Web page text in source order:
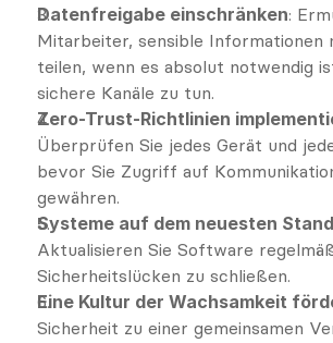
Datenfreigabe einschränken:
Mitarbeiter, sensible Informationen
teilen, wenn es absolut notwendig
sichere Kanäle zu tun.
Zero-Trust-Richtlinien
Überprüfen Sie jedes Gerät und
bevor Sie Zugriff auf
gewähren.
Systeme auf dem neuesten
Aktualisieren Sie Software
Sicherheitslücken zu schließen.
Eine Kultur der Wachsamkeit
Sicherheit zu einer gemeinsamen